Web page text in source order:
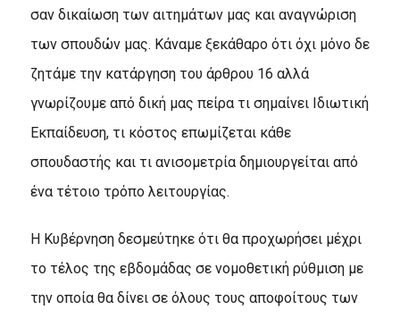
σαν δικαίωση των αιτημάτων μας και αναγνώριση
των σπουδών μας. Κάναμε ξεκάθαρο ότι όχι μόνο δε
ζητάμε την κατάργηση του άρθρου 16 αλλά
γνωρίζουμε από δική μας πείρα τι σημαίνει Ιδιωτική
Εκπαίδευση, τι κόστος επωμίζεται κάθε
σπουδαστής και τι ανισομετρία δημιουργείται από
ένα τέτοιο τρόπο λειτουργίας.
Η Κυβέρνηση δεσμεύτηκε ότι θα προχωρήσει μέχρι
το τέλος της εβδομάδας σε νομοθετική ρύθμιση με
την οποία θα δίνει σε όλους τους αποφοίτους των